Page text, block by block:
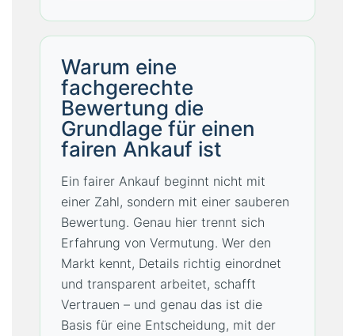
Warum eine
fachgerechte
Bewertung die
Grundlage für einen
fairen Ankauf ist
Ein fairer Ankauf beginnt nicht mit
einer Zahl, sondern mit einer sauberen
Bewertung. Genau hier trennt sich
Erfahrung von Vermutung. Wer den
Markt kennt, Details richtig einordnet
und transparent arbeitet, schafft
Vertrauen – und genau das ist die
Basis für eine Entscheidung, mit der